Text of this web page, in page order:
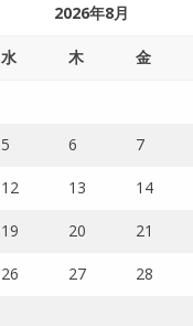
2026年8月
水 木 金
5 6 7
12 13 14
19 20 21
26 27 28